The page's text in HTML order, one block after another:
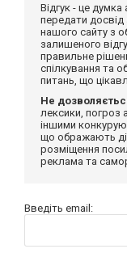
Відгук - це
передати
нашого сайту з
залишеного
правильне
спілкування та
питань, що
Не
лексики, погроз
іншими
що ображають
розміщення
реклама та
Введіть email: